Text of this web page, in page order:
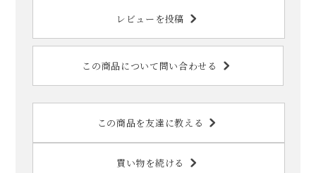
レビューを投稿
この商品について問い合わせる
この商品を友達に教える
買い物を続ける